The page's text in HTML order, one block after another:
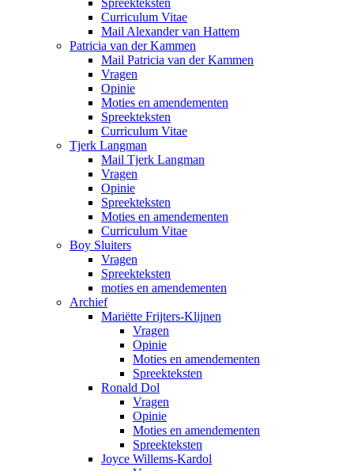
Spreekteksten
Curriculum Vitae
Mail Alexander van Hattem
Patricia van der Kammen
Mail Patricia van der Kammen
Vragen
Opinie
Moties en amendementen
Spreekteksten
Curriculum Vitae
Tjerk Langman
Mail Tjerk Langman
Vragen
Opinie
Spreekteksten
Moties en amendementen
Curriculum Vitae
Boy Sluiters
Vragen
Spreekteksten
moties en amendementen
Archief
Mariëtte Frijters-Klijnen
Vragen
Opinie
Moties en amendementen
Spreekteksten
Ronald Dol
Vragen
Opinie
Moties en amendementen
Spreekteksten
Joyce Willems-Kardol